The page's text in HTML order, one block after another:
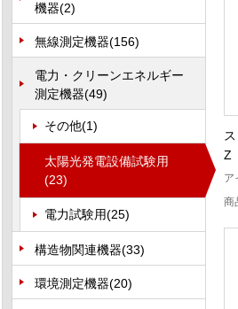
機器(2)
無線測定機器(156)
電力・クリーンエネルギー
測定機器(49)
その他(1)
太陽光発電設備試験用
(23)
電力試験用(25)
構造物関連機器(33)
環境測定機器(20)
Z
ア
商